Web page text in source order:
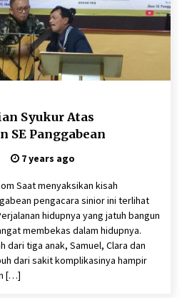
Syukur Atas
SE Panggabean
7 years ago
Saat menyaksikan kisah
pengacara sinior ini terlihat
hidupnya yang jatuh bangun
membekas dalam hidupnya.
dari tiga anak, Samuel, Clara dan
dari sakit komplikasinya hampir
[…]